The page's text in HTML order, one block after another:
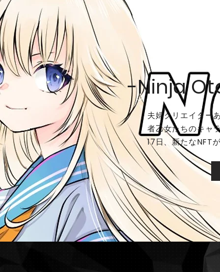
-Ninja
夫婦クリエイター
者乙女たちのキャ
17日、新たなNFT